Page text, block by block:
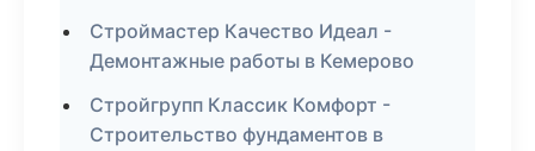
Строймастер Качество Идеал -
Демонтажные работы в Кемерово
Стройгрупп Классик Комфорт -
Строительство фундаментов в